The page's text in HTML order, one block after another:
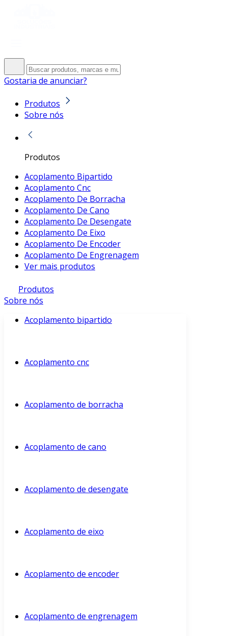
Gostaria de anunciar?
Produtos
Sobre nós
Produtos
Acoplamento Bipartido
Acoplamento Cnc
Acoplamento De Borracha
Acoplamento De Cano
Acoplamento De Desengate
Acoplamento De Eixo
Acoplamento De Encoder
Acoplamento De Engrenagem
Ver mais produtos
Produtos
Sobre nós
Acoplamento bipartido
Acoplamento cnc
Acoplamento de borracha
Acoplamento de cano
Acoplamento de desengate
Acoplamento de eixo
Acoplamento de encoder
Acoplamento de engrenagem